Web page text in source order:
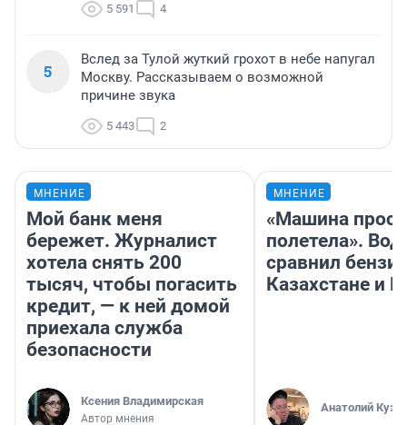
5 591 4
5
Вслед за Тулой жуткий грохот в небе напугал
Москву. Рассказываем о возможной
причине звука
5 443 2
МНЕНИЕ
Мой банк меня
бережет. Журналист
хотела снять 200
тысяч, чтобы погасить
кредит, — к ней домой
приехала служба
безопасности
Ксения Владимирская
Автор мнения
МНЕНИЕ
«Машина
полетела».
сравнил
Казахстане и
Анатолий